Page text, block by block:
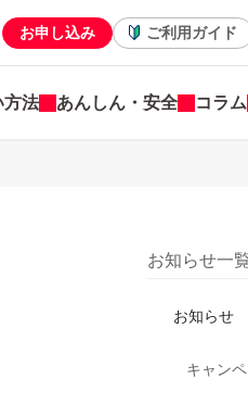
お申し込み ご利用ガイド
方法 あんしん・安全 コラム
お知らせ一
お知らせ
キャン